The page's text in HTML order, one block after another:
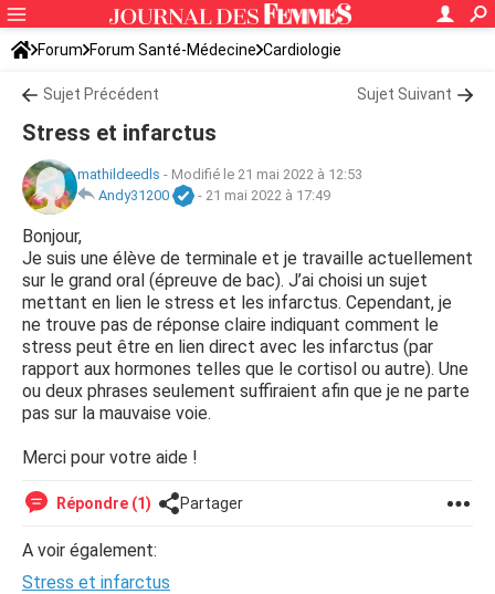
Forum Forum Santé-Médecine Cardiologie
Sujet Précédent Sujet Suivant
Stress et infarctus
mathildeedls - Modifié le 21 mai 2022 à 12:53
Andy31200
- 21 mai 2022 à 17:49
Bonjour,
Je suis une élève de terminale et je travaille actuellement
sur le grand oral (épreuve de bac). J’ai choisi un sujet
mettant en lien le stress et les infarctus. Cependant, je
ne trouve pas de réponse claire indiquant comment le
stress peut être en lien direct avec les infarctus (par
rapport aux hormones telles que le cortisol ou autre). Une
ou deux phrases seulement suffiraient afin que je ne parte
pas sur la mauvaise voie.
Merci pour votre aide !
Répondre (1) Partager
A voir également:
Stress et infarctus